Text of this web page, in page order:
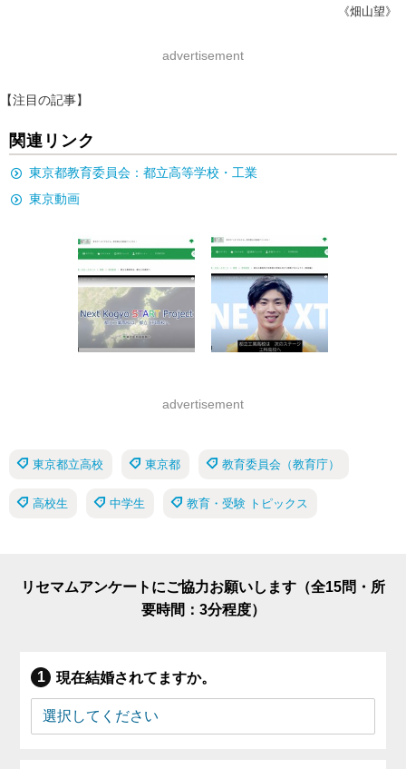
《畑山望》
advertisement
【注目の記事】
関連リンク
東京都教育委員会：都立高等学校・工業
東京動画
advertisement
東京都立高校 東京都 教育委員会（教育庁）
高校生 中学生 教育・受験 トピックス
リセマムアンケートにご協力お願いします（全15問・所
要時間：3分程度）
現在結婚されてますか。